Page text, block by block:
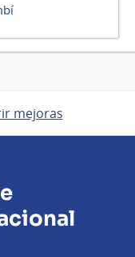
mejoras